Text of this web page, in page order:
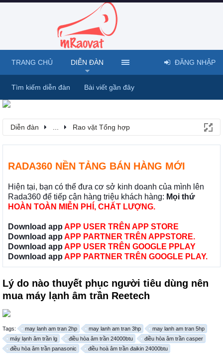
Diễn đàn Rao vặt Tổng hợp
RADA360 NỀN TẢNG BÁN HÀNG MỚI
Hiện tại, bạn có thể đưa cơ sở kinh doanh của mình lên
Rada360 để tiếp cận hàng triệu khách hàng: Mọi thứ
HOÀN TOÀN MIỄN PHÍ, CHẤT LƯỢNG.
Download app APP USER TRÊN APP STORE
Download app APP PARTNER TRÊN APPSTORE.
Download app APP USER TRÊN GOOGLE PPLAY
Download app APP PARTNER TRÊN GOOGLE PLAY.
Lý do nào thuyết phục người tiêu dùng nên
mua máy lạnh âm trần Reetech
Tags: may lanh am tran 2hp may lanh am tran 3hp
may lanh am tran 5hp
máy lạnh âm trần lg
điều hòa âm trần 24000btu
điều hòa âm trần casper
điều hòa âm trần panasonic
điều hoà âm trần đaikin 24000btu
TRANG CHỦ DIỄN ĐÀN
Tìm kiếm diễn đàn Bài viết gần đây
ĐĂNG NHẬP